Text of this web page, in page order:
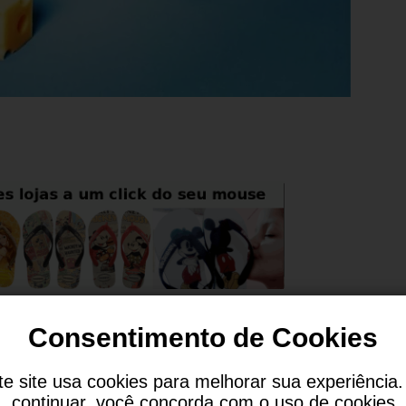
Consentimento de Cookies
site usa cookies para melhorar sua experiência.
continuar, você concorda com o uso de cookies